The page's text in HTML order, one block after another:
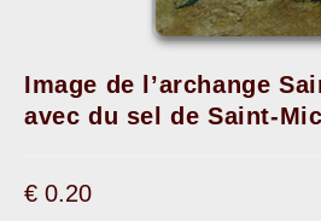
Image de l’archange
avec du sel de Saint-
€ 0.20